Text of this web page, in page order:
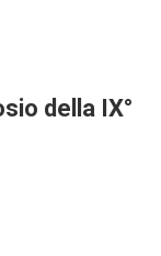
della IX°